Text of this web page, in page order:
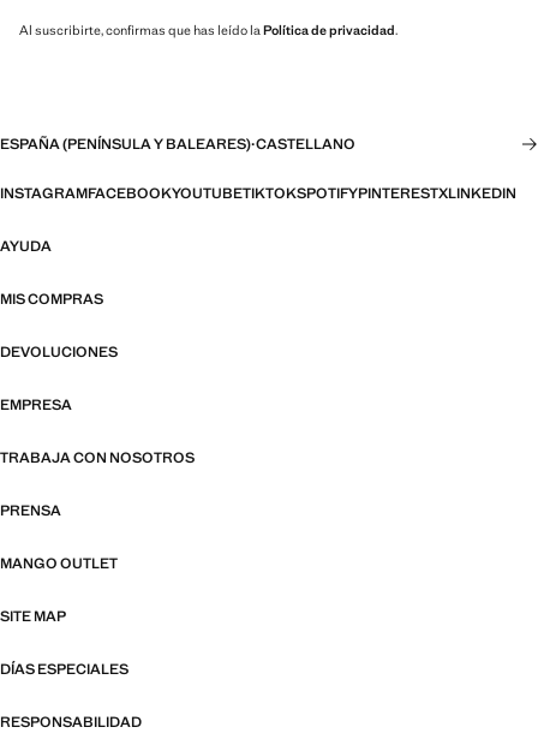
Al suscribirte, confirmas que has leído la Política de privacidad.
ESPAÑA (PENÍNSULA Y BALEARES)·CASTELLANO
INSTAGRAMFACEBOOKYOUTUBETIKTOKSPOTIFYPINTERESTXLINKEDIN
AYUDA
MIS COMPRAS
DEVOLUCIONES
EMPRESA
TRABAJA CON NOSOTROS
PRENSA
MANGO OUTLET
SITE MAP
DÍAS ESPECIALES
RESPONSABILIDAD